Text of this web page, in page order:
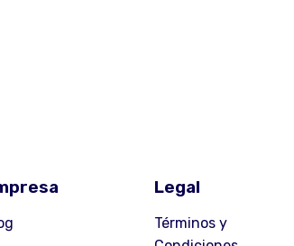
Legal
Términos y